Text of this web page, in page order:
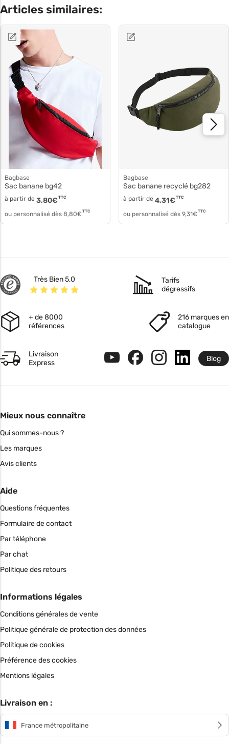
Articles similaires:
Bagbase
Sac banane bg42
à partir de 3,80€ TTC
ou personnalisé dès 8,80€ TTC
Bagbase
Sac banane recyclé bg282
à partir de 4,31€ TTC
ou personnalisé dès 9,31€ TTC
Très Bien 5,0
Tarifs
dégressifs
+ de 8000
références
216 marques en
catalogue
Livraison
Express
Blog
Mieux nous connaître
Qui sommes-nous ?
Les marques
Avis clients
Aide
Questions fréquentes
Formulaire de contact
Par téléphone
Par chat
Politique des retours
Informations légales
Conditions générales de vente
Politique générale de protection des données
Politique de cookies
Préférence des cookies
Mentions légales
Livraison en :
France métropolitaine